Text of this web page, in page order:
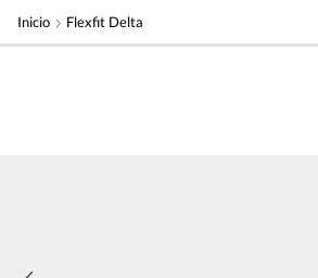
Inicio Flexfit Delta